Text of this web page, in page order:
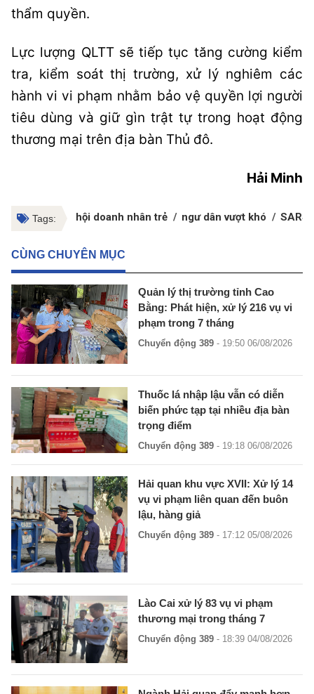
thẩm quyền.
Lực lượng QLTT sẽ tiếp tục tăng cường kiểm
tra, kiểm soát thị trường, xử lý nghiêm các
hành vi vi phạm nhằm bảo vệ quyền lợi người
tiêu dùng và giữ gìn trật tự trong hoạt động
thương mại trên địa bàn Thủ đô.
Hải Minh
Tags: hội doanh nhân trẻ ngư dân vượt khó
CÙNG CHUYÊN MỤC
Quản lý thị trường tỉnh Cao
Bằng: Phát hiện, xử lý 216 vụ vi
phạm trong 7 tháng
Chuyển động 389 - 19:50 06/08/2026
Thuốc lá nhập lậu vẫn có diễn
biến phức tạp tại nhiều địa bàn
trọng điểm
Chuyển động 389 - 19:18 06/08/2026
Hải quan khu vực XVII: Xử lý 14
vụ vi phạm liên quan đến buôn
lậu, hàng giả
Chuyển động 389 - 17:12 05/08/2026
Lào Cai xử lý 83 vụ vi phạm
thương mại trong tháng 7
Chuyển động 389 - 18:39 04/08/2026